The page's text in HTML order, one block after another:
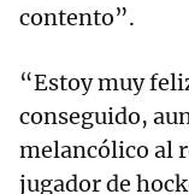
contento”.
“Estoy muy
conseguido,
melancólico al
jugador de